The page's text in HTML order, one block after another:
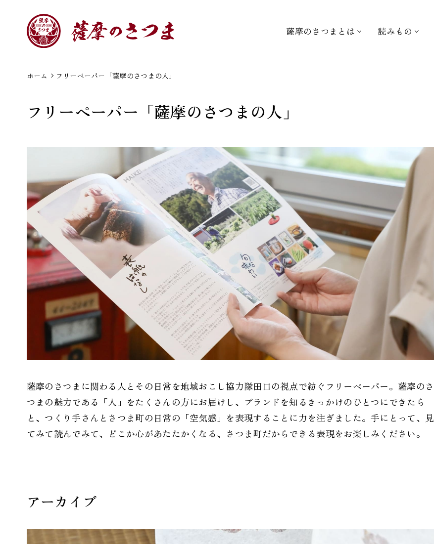
薩摩のさつまとは 読みもの
ホーム フリーペーパー「薩摩のさつまの人」
フリーペーパー「薩摩のさつまの人」
薩摩のさつまに関わる人とその日常を地域おこし協力隊田口の視点で紡ぐフリーペーパー。薩摩のさ
つまの魅力である「人」をたくさんの方にお届けし、ブランドを知るきっかけのひとつにできたら
と、つくり手さんとさつま町の日常の「空気感」を表現することに力を注ぎました。手にとって、見
てみて読んでみて、どこか心があたたかくなる、さつま町だからできる表現をお楽しみください。
アーカイブ